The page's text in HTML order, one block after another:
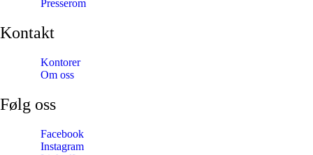
Presserom
Kontakt
Kontorer
Om oss
Følg oss
Facebook
Instagram